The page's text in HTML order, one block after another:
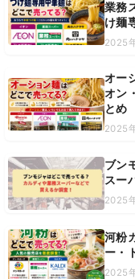
業務
け麺
2025
オー
オン
とめ
2025
ブン
スー
2025
河粉
ー・
2025